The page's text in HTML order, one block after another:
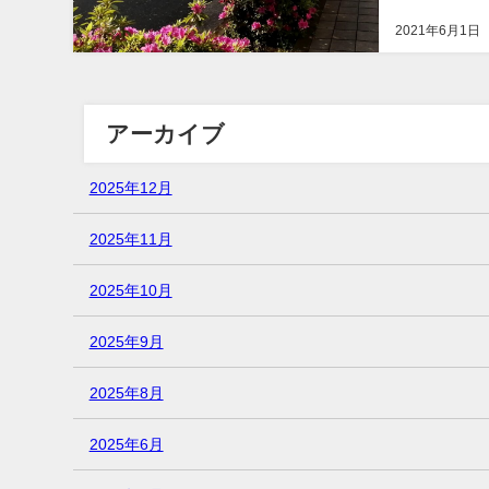
2021年6月1日
アーカイブ
2025年12月
2025年11月
2025年10月
2025年9月
2025年8月
2025年6月